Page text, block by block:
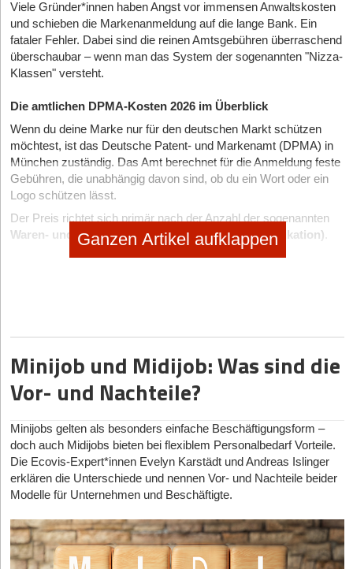
Viele Gründer*innen haben Angst vor immensen Anwaltskosten
und schieben die Markenanmeldung auf die lange Bank. Ein
fataler Fehler. Dabei sind die reinen Amtsgebühren überraschend
überschaubar – wenn man das System der sogenannten "Nizza-
Klassen" versteht.
Die amtlichen DPMA-Kosten 2026 im Überblick
Wenn du deine Marke nur für den deutschen Markt schützen
möchtest, ist das Deutsche Patent- und Markenamt (DPMA) in
München zuständig. Das Amt berechnet für die Anmeldung feste
Gebühren, die unabhängig davon sind, ob du ein Wort oder ein
Logo schützen lässt.
Der Preis richtet sich primär nach der Anzahl der sogenannten
Waren- und Dienstleistungsklassen (Nizza-Klassifikation)
Du musst bei der Anmeldung angeben, in welchen Branchen
(Online)
Anmeldung in Papierform
300 Euro
Grundgebühr
Klassengebühr ab der 4. Klasse 100 Euro(pro weiterer
Klasse)
Beschleunigte Prüfung
200 Euro
Gut zu wissen:Mit der Zahlung dieser Grundgebühr ist deine
Marke für10 Jahre geschützt. Danach wirsd eine
Ganzen Artikel aufklappen
Minijob und Midijob: Was sind die
Vor- und Nachteile?
Minijobs gelten als besonders einfache Beschäftigungsform –
doch auch Midijobs bieten bei flexiblem Personalbedarf Vorteile.
Die Ecovis-Expert*innen Evelyn Karstädt und Andreas Islinger
erklären die Unterschiede und nennen Vor- und Nachteile beider
Modelle für Unternehmen und Beschäftigte.